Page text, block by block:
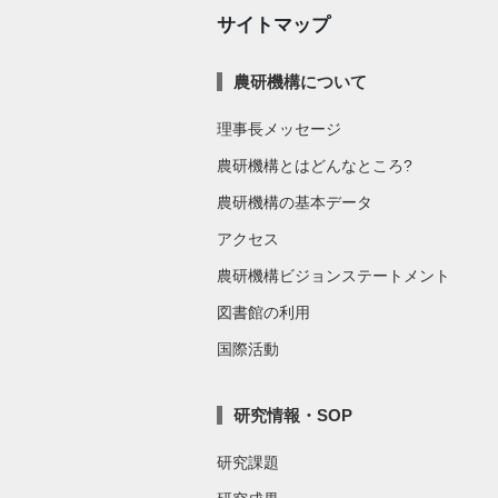
サイトマップ
農研機構について
理事長メッセージ
農研機構とはどんなところ?
農研機構の基本データ
アクセス
農研機構ビジョンステートメント
図書館の利用
国際活動
研究情報・SOP
研究課題